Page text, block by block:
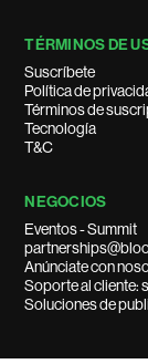
TÉRMINOS DE
Suscríbete
Política de
Términos de
Tecnología
T&C
NEGOCIOS
Eventos - Summit
Anúnciate con
Soporte al cliente:
Soluciones de